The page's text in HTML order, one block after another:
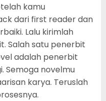
kamu
dari first reader dan
Lalu kirimlah
Salah satu penerbit
adalah penerbit
Semoga novelmu
karya. Teruslah